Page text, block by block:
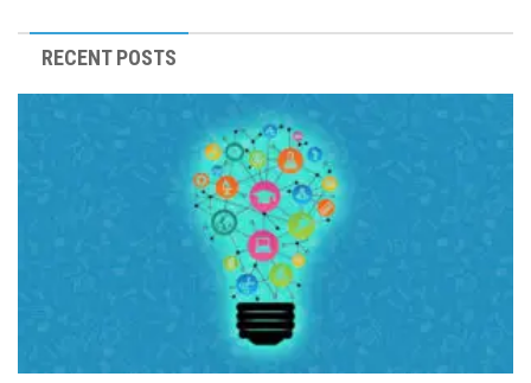
RECENT POSTS